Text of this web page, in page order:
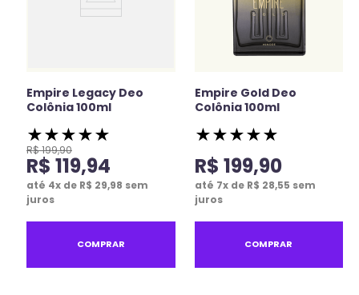
Empire Legacy Deo
Colônia 100ml
★★★★★
R$199,90
R$ 119,94
até 4x de R$ 29,98 sem
juros
COMPRAR
Empire Gold Deo
Colônia 100ml
★★★★★
R$ 199,90
até 7x de R$ 28,55 sem
juros
COMPRAR